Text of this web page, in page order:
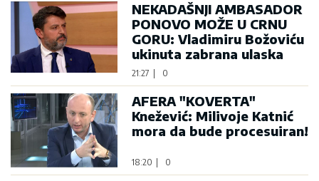
NEKADAŠNJI AMBASADOR
PONOVO MOŽE U CRNU
GORU: Vladimiru Božoviću
ukinuta zabrana ulaska
21:27 0
AFERA "KOVERTA"
Knežević: Milivoje Katnić
mora da bude procesuiran!
18:20 0